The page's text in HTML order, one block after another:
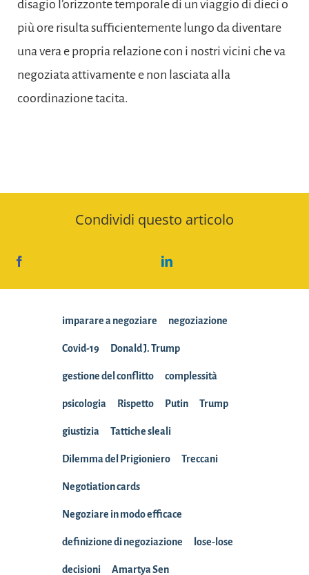
disagio l’orizzonte temporale di un viaggio di dieci o
più ore risulta sufficientemente lungo da diventare
una vera e propria relazione con i nostri vicini che va
negoziata attivamente e non lasciata alla
coordinazione tacita.
Condividi questo articolo
imparare a negoziare negoziazione
Covid-19 Donald J. Trump
gestione del conflitto complessità
psicologia Rispetto Putin Trump
giustizia Tattiche sleali
Dilemma del Prigioniero Treccani
Negotiation cards
Negoziare in modo efficace
definizione di negoziazione lose-lose
decisioni Amartya Sen